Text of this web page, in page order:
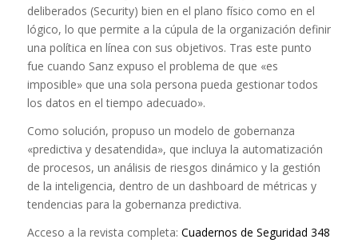
deliberados (Security) bien en el plano físico como en el
lógico, lo que permite a la cúpula de la organización definir
una política en línea con sus objetivos. Tras este punto
fue cuando Sanz expuso el problema de que «es
imposible» que una sola persona pueda gestionar todos
los datos en el tiempo adecuado».
Como solución, propuso un modelo de gobernanza
«predictiva y desatendida», que incluya la automatización
de procesos, un análisis de riesgos dinámico y la gestión
de la inteligencia, dentro de un dashboard de métricas y
tendencias para la gobernanza predictiva.
Acceso a la revista completa: Cuadernos de Seguridad 348